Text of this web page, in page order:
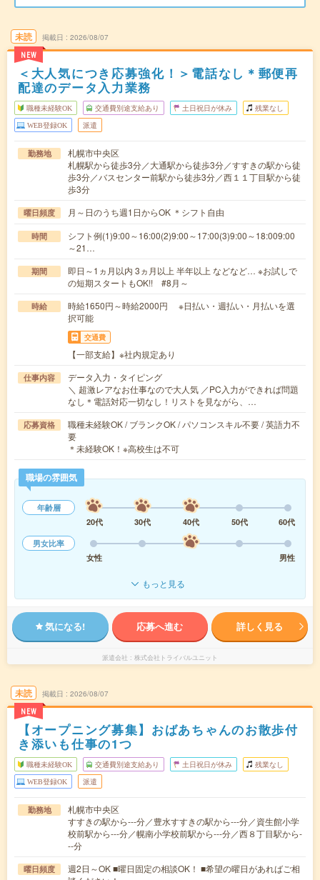
未読
NEW
掲載日 2026/08/07
＜大人気につき応募強化！＞電話なし＊郵便再
配達のデータ入力業務
職種未経験OK 交通費別途支給あり 土日祝日が休み 残業なし
WEB登録OK 派遣
勤務地
札幌市中央区
札幌駅から徒歩3分／大通駅から徒歩3分／すすきの駅から徒
歩3分／バスセンター前駅から徒歩3分／西１１丁目駅から徒
歩3分
曜日頻度 月～日のうち週1日からOK ＊シフト自由
時間
シフト例(1)9:00～16:00(2)9:00～17:00(3)9:00～18:009:00
～21…
期間
即日～1ヵ月以内 3ヵ月以上 半年以上 などなど… ※お試しで
の短期スタートもOK!! #8月～
時給
時給1650円～時給2000円 ※日払い・週払い・月払いを選
択可能
交通費
【一部支給】※社内規定あり
仕事内容
データ入力・タイピング
＼ 超激レアなお仕事なので大人気 ／PC入力ができれば問題
なし＊電話対応一切なし！リストを見ながら、…
応募資格
職種未経験OK / ブランクOK / パソコンスキル不要 / 英語力不
要
＊未経験OK！※高校生は不可
職場の雰囲気
年齢層
20代
30代 40代 50代
60代
男女比率
女性
男性
もっと見る
気になる! 応募へ進む 詳しく見る
派遣会社 株式会社トライバルユニット
未読
NEW
掲載日 2026/08/07
【オープニング募集】おばあちゃんのお散歩付
き添いも仕事の1つ
職種未経験OK 交通費別途支給あり 土日祝日が休み 残業なし
WEB登録OK 派遣
勤務地
札幌市中央区
すすきの駅から---分／豊水すすきの駅から---分／資生館小学
校前駅から---分／幌南小学校前駅から---分／西８丁目駅から-
--分
曜日頻度
週2日～OK ■曜日固定の相談OK！ ■希望の曜日があればご相